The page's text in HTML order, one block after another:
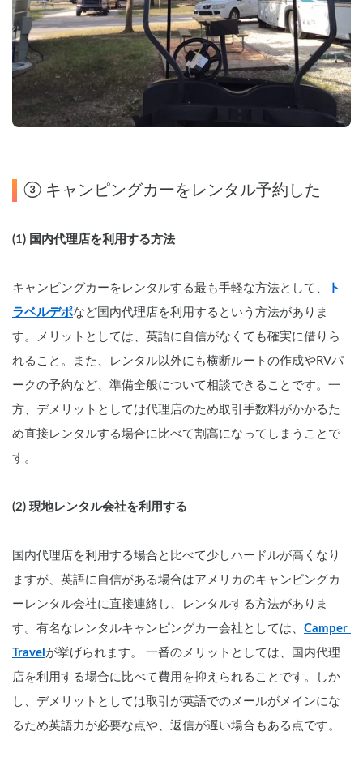
③ キャンピングカーをレンタル予約した
(1) 国内代理店を利用する方法
キャンピングカーをレンタルする最も手軽な方法として、
ト
ラベルデポなど国内代理店を利用するという方法がありま
す。メリットとしては、英語に自信がなくても確実に借りら
れること。また、レンタル以外にも横断ルートの作成やRVパ
ークの予約など、準備全般について相談できることです。一
方、デメリットとしては代理店のため取引手数料がかかるた
め直接レンタルする場合に比べて割高になってしまうことで
す。
(2) 現地レンタル会社を利用する
国内代理店を利用する場合と比べて少しハードルが高くなり
ますが、英語に自信がある場合はアメリカのキャンピングカ
ーレンタル会社に直接連絡し、レンタルする方法がありま
す。有名なレンタルキャンピングカー会社としては、 Camper
Travel が挙げられます。 一番のメリットとしては、国内代理
店を利用する場合に比べて費用を抑えられることです。しか
し、デメリットとしては取引が英語でのメールがメインにな
るため英語力が必要な点や、返信が遅い場合もある点です。